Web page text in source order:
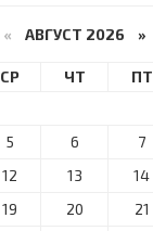
« АВГУСТ 2026 »
СР ЧТ ПТ
5 6 7
12 13 14
19 20 21